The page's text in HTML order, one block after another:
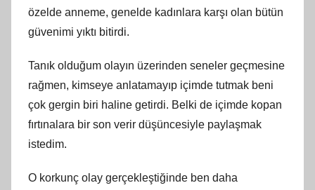
özelde anneme, genelde kadınlara karşı olan bütün
güvenimi yıktı bitirdi.
Tanık olduğum olayın üzerinden seneler geçmesine
rağmen, kimseye anlatamayıp içimde tutmak beni
çok gergin biri haline getirdi. Belki de içimde kopan
fırtınalara bir son verir düşüncesiyle paylaşmak
istedim.
O korkunç olay gerçekleştiğinde ben daha